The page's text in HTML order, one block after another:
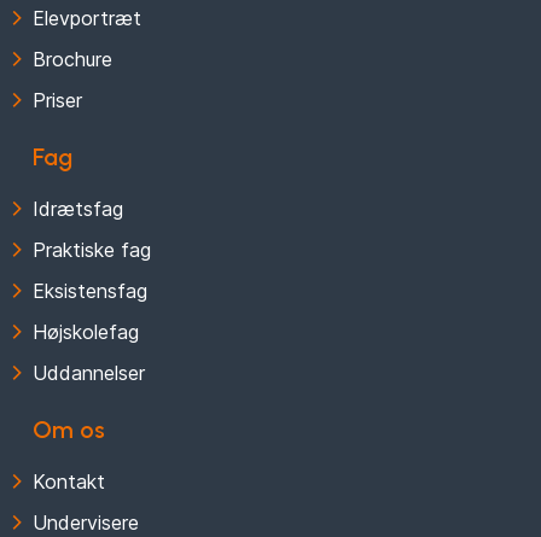
Elevportræt
Brochure
Priser
Fag
Idrætsfag
Praktiske fag
Eksistensfag
Højskolefag
Uddannelser
Om os
Kontakt
Undervisere